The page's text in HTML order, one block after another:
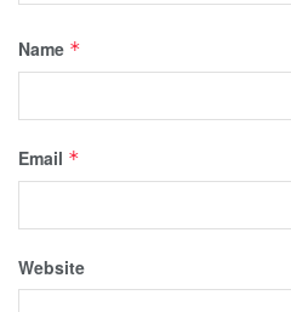
Name *
Email *
Website